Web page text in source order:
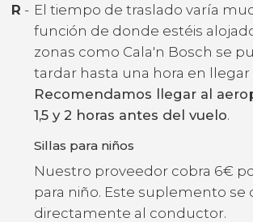
R - El tiempo de traslado varía
función de donde estéis
zonas como Cala'n Bosch se
tardar hasta una hora en
Recomendamos llegar al
1,5 y 2 horas antes del vuelo.
Sillas para niños
Nuestro proveedor cobra 6€
para niño. Este suplemento se
directamente al conductor.